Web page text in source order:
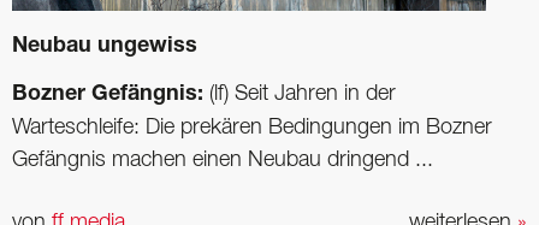
Neubau ungewiss
Bozner Gefängnis: (lf) Seit Jahren in der
Warteschleife: Die prekären Bedingungen im Bozner
Gefängnis machen einen Neubau dringend ...